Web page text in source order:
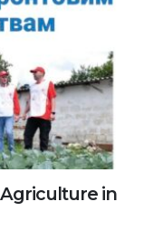
in